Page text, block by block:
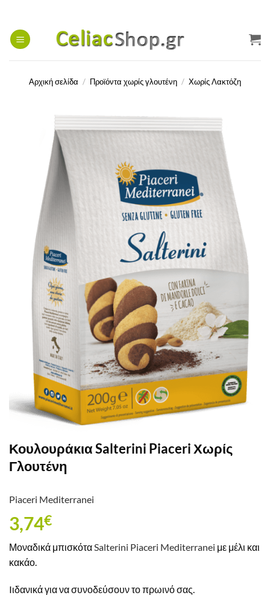
περιεχόμενο
Αρχική σελίδα / Προϊόντα χωρίς γλουτένη / Χωρίς Λακτόζη
Κουλουράκια Salterini Piaceri Χωρίς
Γλουτένη
Piaceri Mediterranei
3,74€
Μοναδικά μπισκότα Salterini Piaceri Mediterranei με μέλι και
κακάο.
Iιδανικά για να συνοδεύσουν το πρωινό σας.